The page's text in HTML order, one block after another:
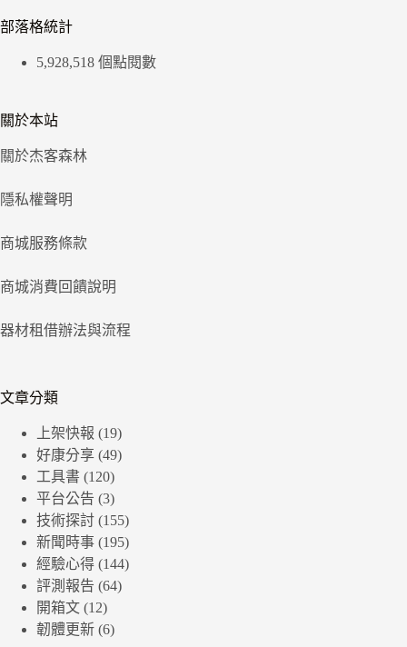
部落格統計
5,928,518 個點閱數
關於本站
關於杰客森林
隱私權聲明
商城服務條款
商城消費回饋說明
器材租借辦法與流程
文章分類
上架快報 (19)
好康分享 (49)
工具書 (120)
平台公告 (3)
技術探討 (155)
新聞時事 (195)
經驗心得 (144)
評測報告 (64)
開箱文 (12)
韌體更新 (6)